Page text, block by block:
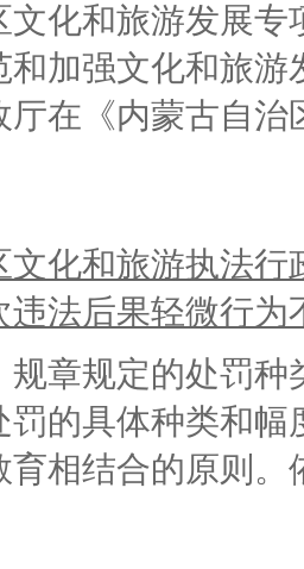
文化和旅游发
和加强文化和旅
厅在《内蒙古自
文化和旅游执法
法后果轻微行为
规章规定的处罚
罚的具体种类和
育相结合的原则